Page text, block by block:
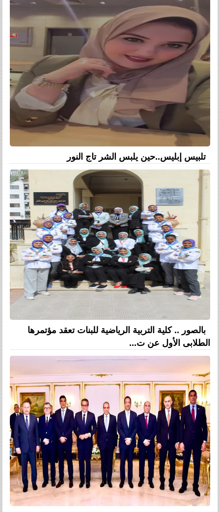
تلبيس إبليس..حين يلبس الشر تاج النور
بالصور .. كلية التربية الرياضية للبنات تعقد مؤتمرها
الطلابى الأول عن ت...